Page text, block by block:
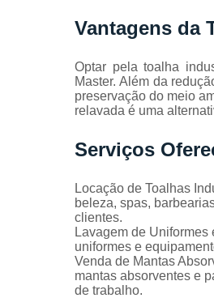
Vantagens da
Optar pela toalha
Master. Além da
preservação do meio
relavada é uma
Serviços
Locação de Toalhas
beleza, spas,
clientes.
Lavagem de
uniformes e
Venda de Mantas
mantas absorventes e
de trabalho.